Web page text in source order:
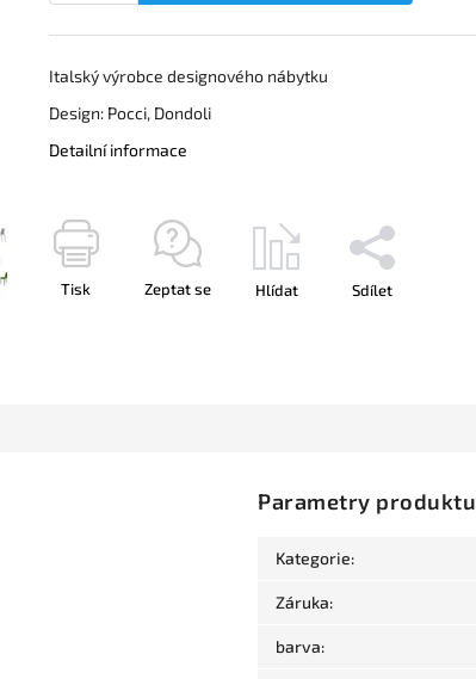
Italský výrobce designového nábytku
Design: Pocci, Dondoli
Detailní informace
Tisk Zeptat se Hlídat Sdílet
Parametry produktu
Kategorie:
Záruka:
barva: